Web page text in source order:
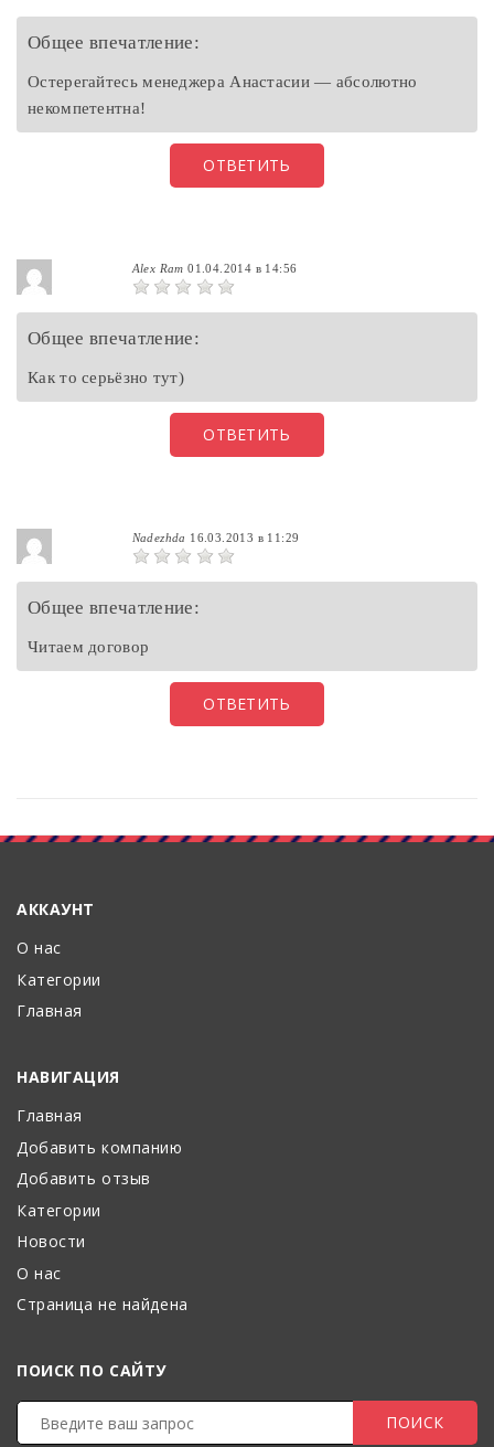
Общее впечатление:
Остерегайтесь менеджера Анастасии — абсолютно
некомпетентна!
ОТВЕТИТЬ
Alex Ram01.04.2014 в 14:56
Общее впечатление:
Как то серьёзно тут)
ОТВЕТИТЬ
Nadezhda 16.03.2013 в 11:29
Общее впечатление:
Читаем договор
ОТВЕТИТЬ
АККАУНТ
О нас
Категории
Главная
НАВИГАЦИЯ
Главная
Добавить компанию
Добавить отзыв
Категории
Новости
О нас
Страница не найдена
ПОИСК ПО САЙТУ
ПОИСК